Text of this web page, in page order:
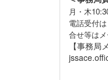
月・木
電話受付
合せ等はメ
【事務局